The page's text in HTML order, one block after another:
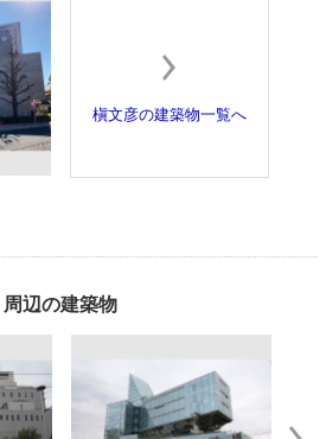
槇文彦の建築物一覧へ
周辺の建築物